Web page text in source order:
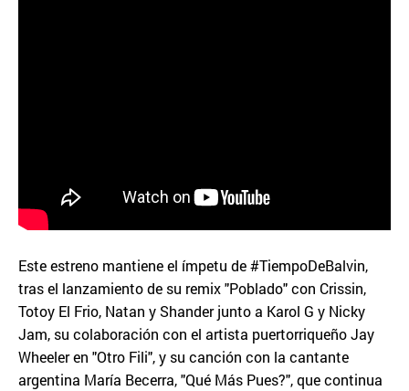
Este estreno mantiene el ímpetu de #TiempoDeBalvin,
tras el lanzamiento de su remix "Poblado" con Crissin,
Totoy El Frio, Natan y Shander junto a Karol G y Nicky
Jam, su colaboración con el artista puertorriqueño Jay
Wheeler en "Otro Fili", y su canción con la cantante
argentina María Becerra, "Qué Más Pues?", que continua